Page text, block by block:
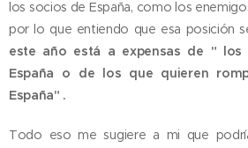
los socios de España, como los
por lo que entiendo que esa posición
este año está a expensas de "
España o de los que quieren
España" .
Todo eso me sugiere a mi que